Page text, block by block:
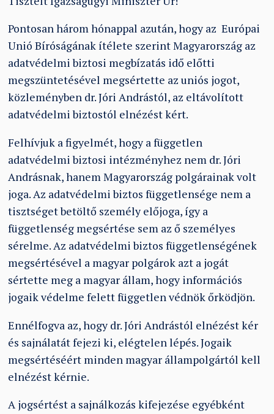
Pontosan három hónappal azután, hogy az Európai
Unió Bíróságának ítélete szerint Magyarország az
adatvédelmi biztosi megbízatás idő előtti
megszüntetésével megsértette az uniós jogot,
közleményben dr. Jóri Andrástól, az eltávolított
adatvédelmi biztostól elnézést kért.
Felhívjuk a figyelmét, hogy a független
adatvédelmi biztosi intézményhez nem dr. Jóri
Andrásnak, hanem Magyarország polgárainak volt
joga. Az adatvédelmi biztos függetlensége nem a
tisztséget betöltő személy előjoga, így a
függetlenség megsértése sem az ő személyes
sérelme. Az adatvédelmi biztos függetlenségének
megsértésével a magyar polgárok azt a jogát
sértette meg a magyar állam, hogy információs
jogaik védelme felett független védnök őrködjön.
Ennélfogva az, hogy dr. Jóri Andrástól elnézést kér
és sajnálatát fejezi ki, elégtelen lépés. Jogaik
megsértéséért minden magyar állampolgártól kell
elnézést kérnie.
A jogsértést a sajnálkozás kifejezése egyébként